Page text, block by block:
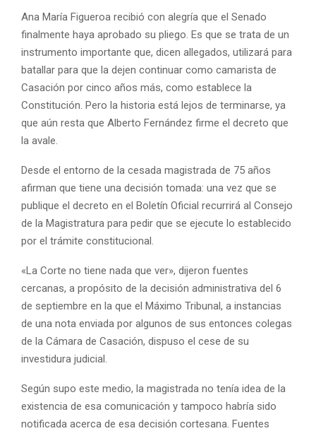
Ana María Figueroa recibió con alegría que el Senado
finalmente haya aprobado su pliego. Es que se trata de un
instrumento importante que, dicen allegados, utilizará para
batallar para que la dejen continuar como camarista de
Casación por cinco años más, como establece la
Constitución. Pero la historia está lejos de terminarse, ya
que aún resta que Alberto Fernández firme el decreto que
la avale.
Desde el entorno de la cesada magistrada de 75 años
afirman que tiene una decisión tomada: una vez que se
publique el decreto en el Boletín Oficial recurrirá al Consejo
de la Magistratura para pedir que se ejecute lo establecido
por el trámite constitucional.
«La Corte no tiene nada que ver», dijeron fuentes
cercanas, a propósito de la decisión administrativa del 6
de septiembre en la que el Máximo Tribunal, a instancias
de una nota enviada por algunos de sus entonces colegas
de la Cámara de Casación, dispuso el cese de su
investidura judicial.
Según supo este medio, la magistrada no tenía idea de la
existencia de esa comunicación y tampoco habría sido
notificada acerca de esa decisión cortesana. Fuentes